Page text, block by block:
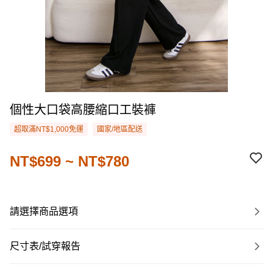
個性大口袋高腰縮口工裝褲
超取滿NT$1,000免運 國家/地區配送
NT$699 ~ NT$780
請選擇商品選項
尺寸表/試穿報告